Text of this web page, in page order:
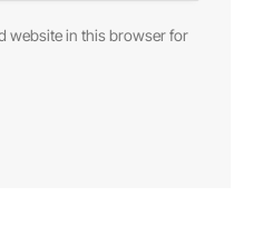
website in this browser for